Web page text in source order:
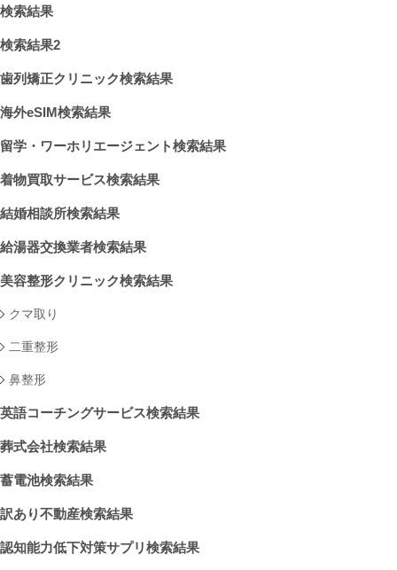
検索結果
検索結果2
歯列矯正クリニック検索結果
海外eSIM検索結果
留学・ワーホリエージェント検索結果
着物買取サービス検索結果
結婚相談所検索結果
給湯器交換業者検索結果
美容整形クリニック検索結果
クマ取り
二重整形
鼻整形
英語コーチングサービス検索結果
葬式会社検索結果
蓄電池検索結果
訳あり不動産検索結果
認知能力低下対策サプリ検索結果